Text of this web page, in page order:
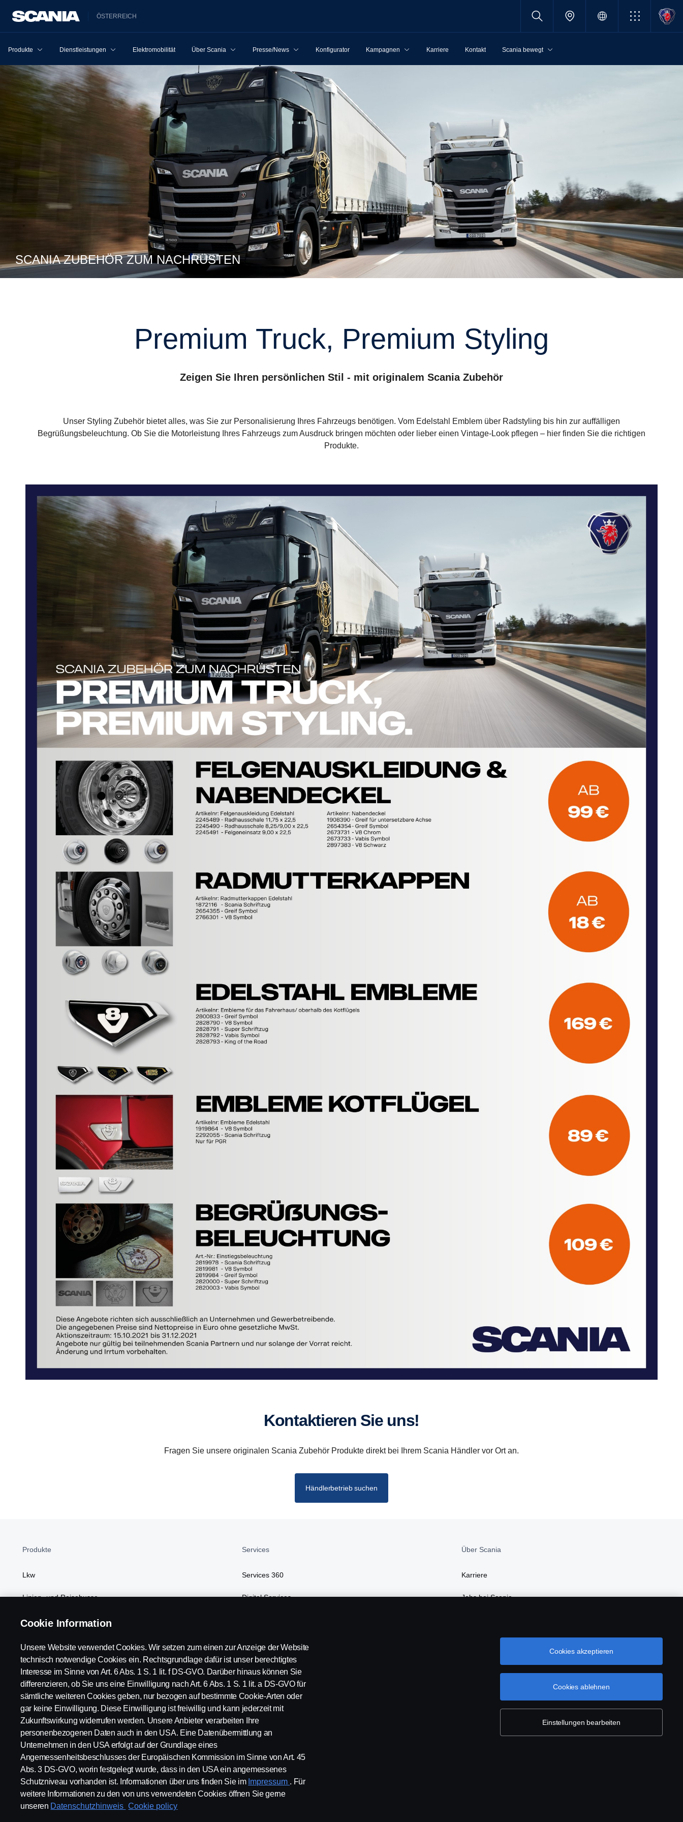
ÖSTERREICH
Produkte Dienstleistungen Elektromobilität Über Scania Presse/News Konfigurator Kampagnen Karriere Kontakt Scania bewegt
SCANIA ZUBEHÖR ZUM NACHRÜSTEN
Premium Truck, Premium Styling
Zeigen Sie Ihren persönlichen Stil - mit originalem Scania Zubehör
Unser Styling Zubehör bietet alles, was Sie zur Personalisierung Ihres Fahrzeugs benötigen. Vom Edelstahl Emblem über Radstyling bis hin zur auffälligen
Begrüßungsbeleuchtung. Ob Sie die Motorleistung Ihres Fahrzeugs zum Ausdruck bringen möchten oder lieber einen Vintage-Look pflegen – hier finden Sie die richtigen
Produkte.
Kontaktieren Sie uns!
Fragen Sie unsere originalen Scania Zubehör Produkte direkt bei Ihrem Scania Händler vor Ort an.
Händlerbetrieb suchen
Produkte
Lkw
Linien- und Reisebusse
Power Solutions
Kundenvorteile
Services
Services 360
Digital Services
Versicherung
Über Scania
Karriere
Jobs bei Scania
Scania Webshop
Scania in Ihrer Region:
Impressum Datenschutz Rechtliche Hinweise Cookies Kontakt Whistleblowing
Cookie Information
Unsere Website verwendet Cookies. Wir setzen zum einen zur Anzeige der Website
technisch notwendige Cookies ein. Rechtsgrundlage dafür ist unser berechtigtes
Interesse im Sinne von Art. 6 Abs. 1 S. 1 lit. f DS-GVO. Darüber hinaus können Sie
differenzieren, ob Sie uns eine Einwilligung nach Art. 6 Abs. 1 S. 1 lit. a DS-GVO für
sämtliche weiteren Cookies geben, nur bezogen auf bestimmte Cookie-Arten oder
gar keine Einwilligung. Diese Einwilligung ist freiwillig und kann jederzeit mit
Zukunftswirkung widerrufen werden. Unsere Anbieter verarbeiten Ihre
personenbezogenen Daten auch in den USA. Eine Datenübermittlung an
Unternehmen in den USA erfolgt auf der Grundlage eines
Angemessenheitsbeschlusses der Europäischen Kommission im Sinne von Art. 45
Abs. 3 DS-GVO, worin festgelegt wurde, dass in den USA ein angemessenes
Schutzniveau vorhanden ist. Informationen über uns finden Sie im Impressum . Für
weitere Informationen zu den von uns verwendeten Cookies öffnen Sie gerne
unseren Datenschutzhinweis Cookie policy
Einstellungen bearbeiten
Cookies ablehnen
Cookies akzeptieren